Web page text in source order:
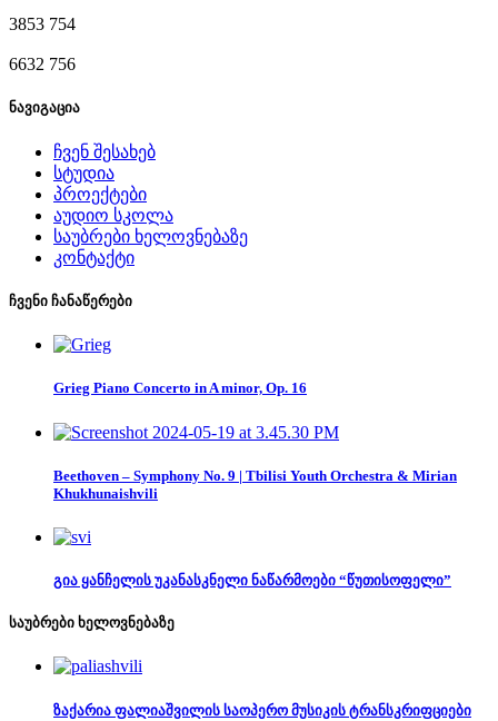
3853 754
6632 756
ნავიგაცია
ჩვენ შესახებ
სტუდია
პროექტები
აუდიო სკოლა
საუბრები ხელოვნებაზე
კონტაქტი
ჩვენი ჩანაწერები
Grieg Piano Concerto in A minor, Op. 16
Beethoven – Symphony No. 9 | Tbilisi Youth Orchestra & Mirian
Khukhunaishvili
გია ყანჩელის უკანასკნელი ნაწარმოები “წუთისოფელი”
საუბრები ხელოვნებაზე
ზაქარია ფალიაშვილის საოპერო მუსიკის ტრანსკრიფციები